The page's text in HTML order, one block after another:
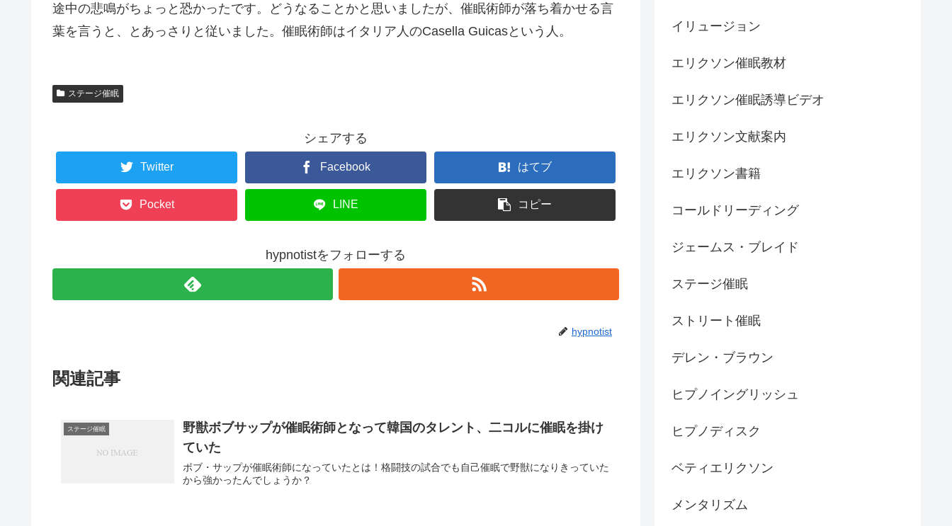
途中の悲鳴がちょっと恐かったです。どうなることかと思いましたが、催眠術師が落ち着かせる言
葉を言うと、とあっさりと従いました。催眠術師はイタリア人のCasella Guicasという人。
ステージ催眠
シェアする
Twitter Facebook はてブ
Pocket LINE コピー
hypnotistをフォローする
hypnotist
関連記事
ステージ催眠
野獣ボブサップが催眠術師となって韓国のタレント、二コルに催眠を掛け
ていた
ボブ・サップが催眠術師になっていたとは！格闘技の試合でも自己催眠で野獣になりきっていた
から強かったんでしょうか？
イリュージョン
エリクソン催眠教材
エリクソン催眠誘導ビデオ
エリクソン文献案内
エリクソン書籍
コールドリーディング
ジェームス・ブレイド
ステージ催眠
ストリート催眠
デレン・ブラウン
ヒプノイングリッシュ
ヒプノディスク
ベティエリクソン
メンタリズム